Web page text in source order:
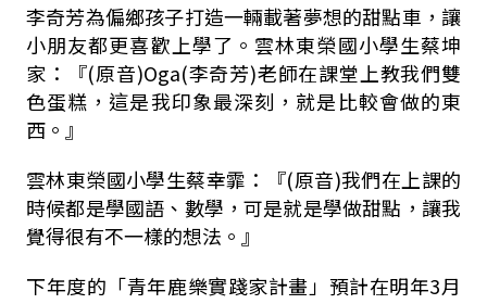
李奇芳為偏鄉孩子打造一輛載著夢想的甜點車，讓
小朋友都更喜歡上學了。雲林東榮國小學生蔡坤
家：『(原音)Oga(李奇芳)老師在課堂上教我們雙
色蛋糕，這是我印象最深刻，就是比較會做的東
西。』
雲林東榮國小學生蔡幸霏：『(原音)我們在上課的
時候都是學國語、數學，可是就是學做甜點，讓我
覺得很有不一樣的想法。』
下年度的「青年鹿樂實踐家計畫」預計在明年3月